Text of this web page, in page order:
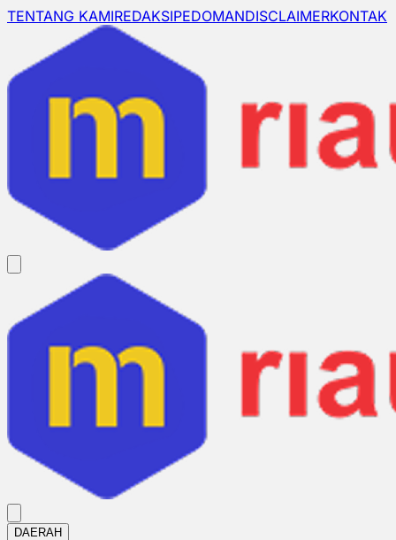
TENTANG KAMIREDAKSIPEDOMANDISCLAIMERKONTAK
DAERAH